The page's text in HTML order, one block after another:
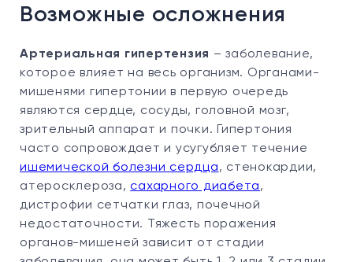
Возможные осложнения
Артериальная гипертензия – заболевание,
которое влияет на весь организм. Органами-
мишенями гипертонии в первую очередь
являются сердце, сосуды, головной мозг,
зрительный аппарат и почки. Гипертония
часто сопровождает и усугубляет течение
ишемической болезни сердца, стенокардии,
атеросклероза, сахарного диабета,
дистрофии сетчатки глаз, почечной
недостаточности. Тяжесть поражения
органов-мишеней зависит от стадии